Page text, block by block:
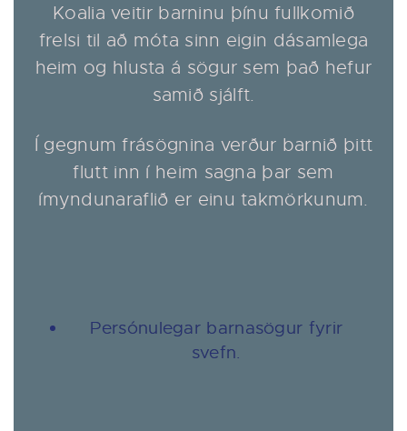
Koalia veitir barninu þínu fullkomið
frelsi til að móta sinn eigin dásamlega
heim og hlusta á sögur sem það hefur
samið sjálft.
Í gegnum frásögnina verður barnið þitt
flutt inn í heim sagna þar sem
ímyndunaraflið er einu takmörkunum.
Persónulegar barnasögur fyrir
svefn.